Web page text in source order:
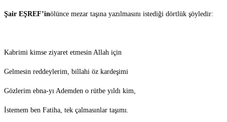
Şair EŞREF’inölünce mezar taşına yazılmasını istediği dörtlük şöyledir:
Kabrimi kimse ziyaret etmesin Allah için
Gelmesin reddeylerim, billahi öz kardeşimi
Gözlerim ebna-yı Ademden o rütbe yıldı kim,
İstemem ben Fatiha, tek çalmasınlar taşımı.